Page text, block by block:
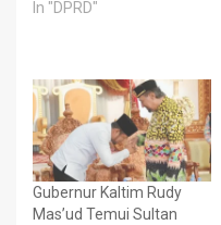
In "DPRD"
Gubernur Kaltim Rudy
Mas’ud Temui Sultan